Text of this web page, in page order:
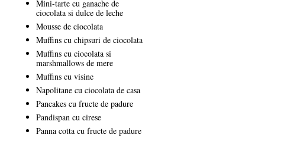
Mini-tarte cu ganache de
ciocolata si dulce de leche
Mousse de ciocolata
Muffins cu chipsuri de ciocolata
Muffins cu ciocolata si
marshmallows de mere
Muffins cu visine
Napolitane cu ciocolata de casa
Pancakes cu fructe de padure
Pandispan cu cirese
Panna cotta cu fructe de padure